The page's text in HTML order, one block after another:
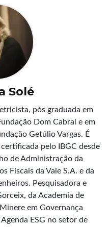
Solé
pós graduada em
Dom Cabral e em
Getúlio Vargas. É
pelo IBGC desde
de Administração da
Fiscais da Vale S.A. e da
Pesquisadora e
da Academia de
em Governança
ESG no setor de